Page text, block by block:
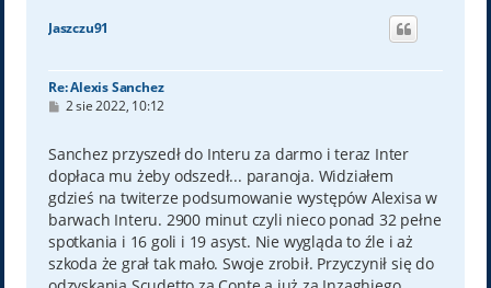
Jaszczu91
Re: Alexis Sanchez
P
t
2 sie 2022, 10:12
Sanchez przyszedł do Interu za darmo i teraz Inter
dopłaca mu żeby odszedł... paranoja. Widziałem
gdzieś na twiterze podsumowanie występów Alexisa w
barwach Interu. 2900 minut czyli nieco ponad 32 pełne
spotkania i 16 goli i 19 asyst. Nie wygląda to źle i aż
szkoda że grał tak mało. Swoje zrobił. Przyczynił się do